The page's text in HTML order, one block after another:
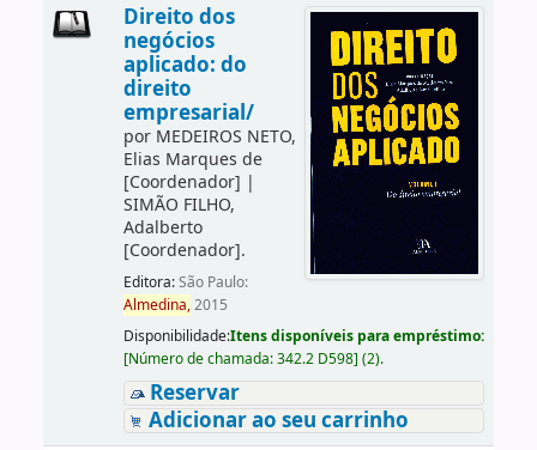
Direito dos
negócios
aplicado: do
direito
empresarial/
por MEDEIROS NETO,
Elias Marques de
[Coordenador] |
SIMÃO FILHO,
Adalberto
[Coordenador].
Editora:São Paulo:
Almedina,2015
Disponibilidade:Itens disponíveis para empréstimo:
[Número de chamada:342.2 D598] (2).
Reservar
Adicionar ao seu carrinho